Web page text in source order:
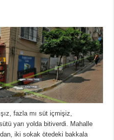
fazla mı süt içmişiz,
yarı yolda bitiverdi. Mahalle
iki sokak ötedeki bakkala